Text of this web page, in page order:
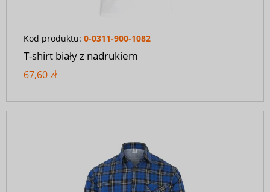
Kod produktu: 0-0311-900-1082
T-shirt biały z nadrukiem
67,60 zł